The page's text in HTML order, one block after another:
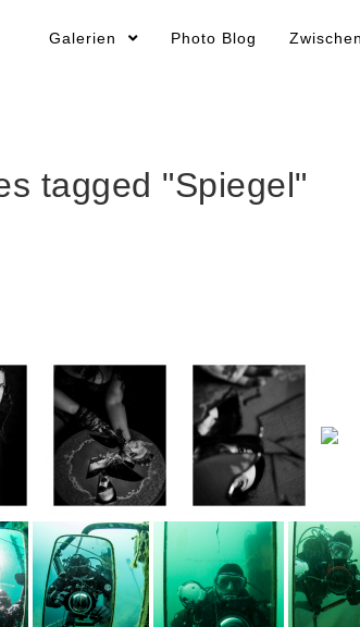
Galerien Photo Blog
tagged "Spiegel"